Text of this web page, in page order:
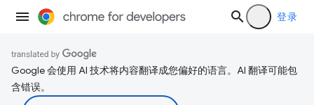
登录
Google 会使用 AI 技术将内容翻译成您偏好的语言。AI 翻译可能包
含错误。